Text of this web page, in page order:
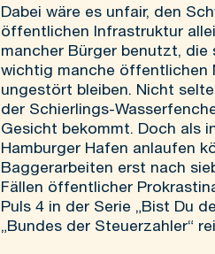
Dabei wäre es unfair, den
öffentlichen Infrastruktur
mancher Bürger benutzt, die
wichtig manche öffentlichen
ungestört bleiben. Nicht
der Schierlings-
Gesicht bekommt. Doch als
Hamburger Hafen anlaufen
Baggerarbeiten erst nach
Fällen öffentlicher
Puls 4 in der Serie „Bist Du
„Bundes der Steuerzahler“